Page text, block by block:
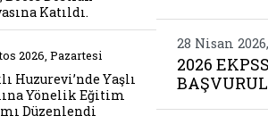
Katıldı.
aç: findikli huzurevi nde yasli
2026, Pazartesi
Huzurevi’nde Yaşlı
Yönelik Eğitim
Düzenlendi
28 Nisan
2026
Belgeyi aç: